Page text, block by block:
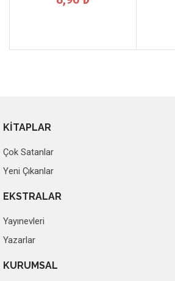
KİTAPLAR
Çok Satanlar
Yeni Çıkanlar
EKSTRALAR
Yayınevleri
Yazarlar
KURUMSAL